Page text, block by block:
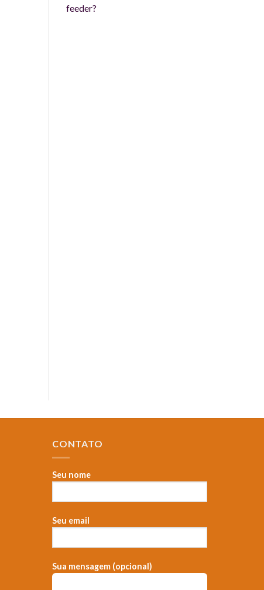
feeder?
CONTATO
Seu nome
Seu email
Sua mensagem (opcional)